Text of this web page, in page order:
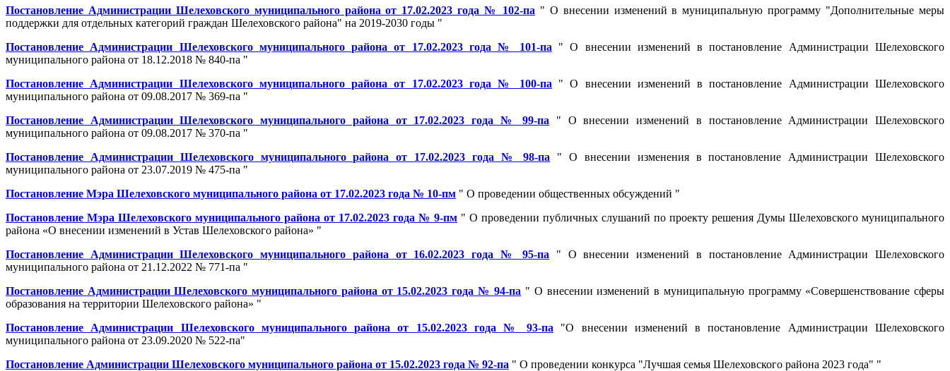
Постановление Администрации Шелеховского муниципального района от 17.02.2023 года № 102-па " О внесении изменений в муниципальную программу "Дополнительные меры
поддержки для отдельных категорий граждан Шелеховского района" на 2019-2030 годы "
Постановление Администрации Шелеховского муниципального района от 17.02.2023 года № 101-па " О внесении изменений в постановление Администрации Шелеховского
муниципального района от 18.12.2018 № 840-па "
Постановление Администрации Шелеховского муниципального района от 17.02.2023 года № 100-па " О внесении изменений в постановление Администрации Шелеховского
муниципального района от 09.08.2017 № 369-па "
Постановление Администрации Шелеховского муниципального района от 17.02.2023 года № 99-па " О внесении изменений в постановление Администрации Шелеховского
муниципального района от 09.08.2017 № 370-па "
Постановление Администрации Шелеховского муниципального района от 17.02.2023 года № 98-па " О внесении изменения в постановление Администрации Шелеховского
муниципального района от 23.07.2019 № 475-па "
Постановление Мэра Шелеховского муниципального района от 17.02.2023 года № 10-пм " О проведении общественных обсуждений "
Постановление Мэра Шелеховского муниципального района от 17.02.2023 года № 9-пм " О проведении публичных слушаний по проекту решения Думы Шелеховского муниципального
района «О внесении изменений в Устав Шелеховского района» "
Постановление Администрации Шелеховского муниципального района от 16.02.2023 года № 95-па " О внесении изменений в постановление Администрации Шелеховского
муниципального района от 21.12.2022 № 771-па "
Постановление Администрации Шелеховского муниципального района от 15.02.2023 года № 94-па " О внесении изменений в муниципальную программу «Совершенствование сферы
образования на территории Шелеховского района» "
Постановление Администрации Шелеховского муниципального района от 15.02.2023 года № 93-па "О внесении изменений в постановление Администрации Шелеховского
муниципального района от 23.09.2020 № 522-па"
Постановление Администрации Шелеховского муниципального района от 15.02.2023 года № 92-па " О проведении конкурса "Лучшая семья Шелеховского района 2023 года" "